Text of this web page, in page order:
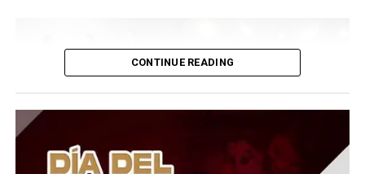
El Presidente del Consejo Consultivo del Sistema DIF
Estatal Guanajuato, Juan Carlos Montesinos Carranza,
CONTINUE READING